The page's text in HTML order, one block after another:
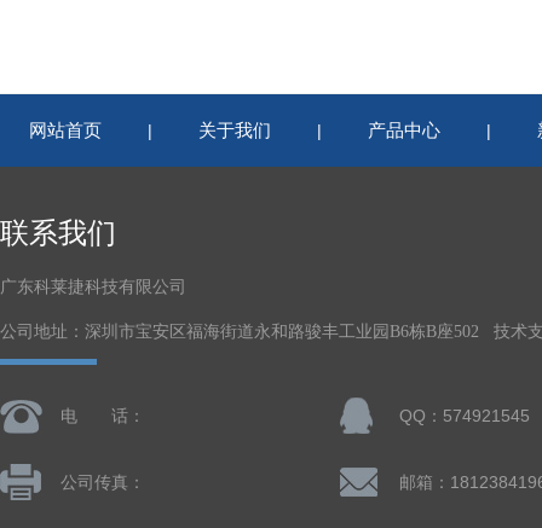
网站首页 | 关于我们 | 产品中心 |
联系我们
广东科莱捷科技有限公司
公司地址：深圳市宝安区福海街道永和路骏丰工业园B6栋B座502 技术
电 话： QQ：574921545
公司传真：